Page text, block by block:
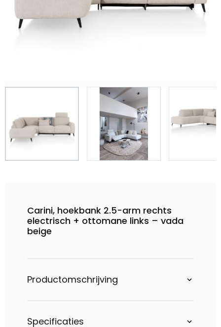
Carini, hoekbank 2.5-arm rechts
electrisch + ottomane links – vada
beige
Productomschrijving
Specificaties